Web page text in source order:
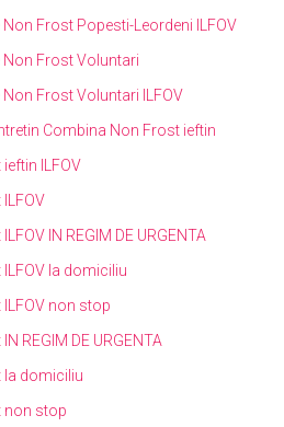
Frost Popesti-Leordeni ILFOV
Frost Voluntari
Frost Voluntari ILFOV
Combina Non Frost ieftin
ILFOV
IN REGIM DE URGENTA
la domiciliu
non stop
REGIM DE URGENTA
la domiciliu
non stop